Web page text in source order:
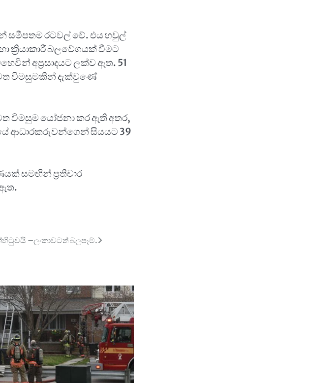
සමීපතම රටවල් වේ. එය හවුල්
ක්‍රියාකාරී බලවේගයක් වීමට
අප්‍රසාදයට ලක්ව ඇත. 51
මත විමසුමකින් දැක්වුණේ
විමසුම යෝජනා කර ඇති අතර,
ආධාරකරුවන්ගෙන් සියයට 39
සමඟින් ප්‍රතිචාර
–ලංකාවටත් බලපෑම්.